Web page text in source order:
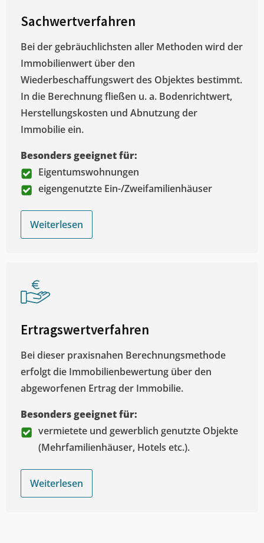
Sachwertverfahren
Bei der gebräuchlichsten aller Methoden wird der
Immobilienwert über den
Wiederbeschaffungswert des Objektes bestimmt.
In die Berechnung fließen u. a. Bodenrichtwert,
Herstellungskosten und Abnutzung der
Immobilie ein.
Besonders geeignet für:
Eigentumswohnungen
eigengenutzte Ein-/Zweifamilienhäuser
Weiterlesen
Ertragswertverfahren
Bei dieser praxisnahen Berechnungsmethode
erfolgt die Immobilienbewertung über den
abgeworfenen Ertrag der Immobilie.
Besonders geeignet für:
vermietete und gewerblich genutzte Objekte
(Mehrfamilienhäuser, Hotels etc.).
Weiterlesen